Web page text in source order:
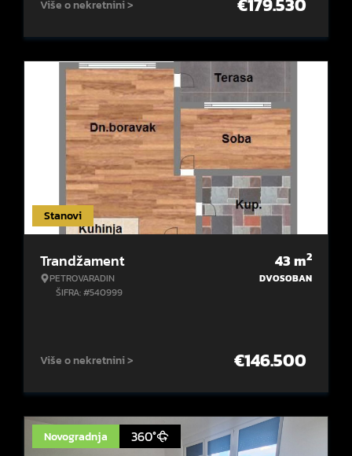
Više o nekretnini >
Stanovi
Trandžament
PETROVARADIN
ŠIFRA: #540999
43m2
DVOSOBAN
Više o nekretnini > €146.500
Novogradnja 360°